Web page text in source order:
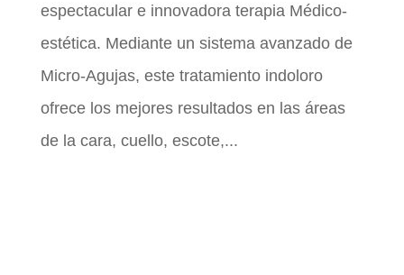
espectacular e innovadora terapia Médico-
estética. Mediante un sistema avanzado de
Micro-Agujas, este tratamiento indoloro
ofrece los mejores resultados en las áreas
de la cara, cuello, escote,...